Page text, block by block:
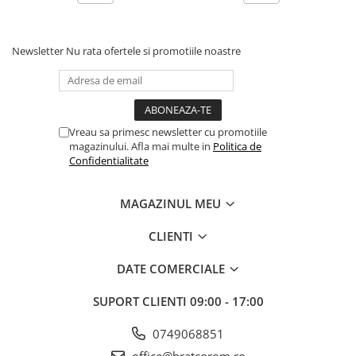
Newsletter Nu rata ofertele si promotiile noastre
Vreau sa primesc newsletter cu promotiile
magazinului. Afla mai multe in Politica de
Confidentialitate
MAGAZINUL MEU
CLIENTI
DATE COMERCIALE
SUPORT CLIENTI 09:00 - 17:00
0749068851